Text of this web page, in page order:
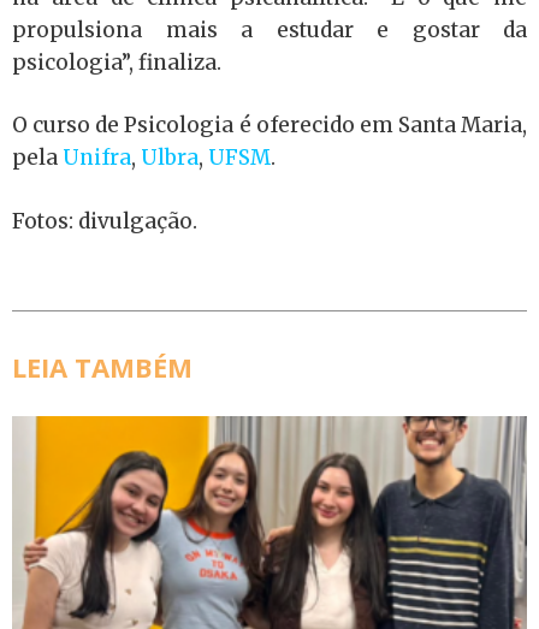
propulsiona mais a estudar e gostar da
psicologia”, finaliza.
O curso de Psicologia é oferecido em Santa Maria,
pela Unifra, Ulbra, UFSM.
Fotos: divulgação.
LEIA TAMBÉM